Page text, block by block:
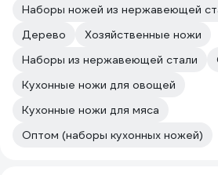
Наборы ножей из нержавеющей
Дерево
Хозяйственные ножи
Наборы из нержавеющей стали
Кухонные ножи для овощей
Кухонные ножи для мяса
Оптом (наборы кухонных ножей)